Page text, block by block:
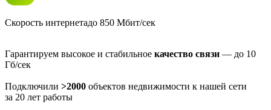
Скорость интернетадо 850 Мбит/сек
Гарантируем высокое и стабильное качество связи — до 10
Гб/сек
Подключили >2000 объектов недвижимости к нашей сети
за 20 лет работы